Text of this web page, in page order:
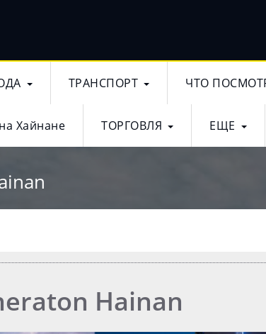
ТРАНСПОРТ ЧТО
Хайнане ТОРГОВЛЯ ЕЩЕ
Hainan